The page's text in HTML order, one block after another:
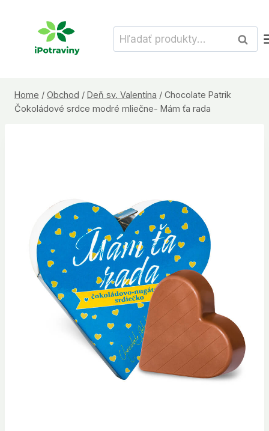
Hľadať:
Home / Obchod / Deň sv. Valentína / Chocolate Patrik
Čokoládové srdce modré mliečne- Mám ťa rada